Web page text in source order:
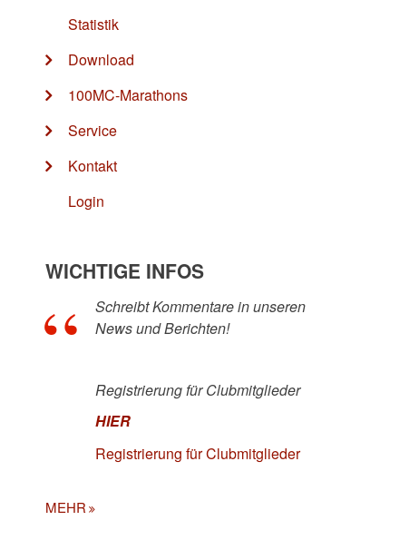
Statistik
Download
100MC-Marathons
Service
Kontakt
Login
WICHTIGE INFOS
Schreibt Kommentare in unseren
News und Berichten!
Registrierung für Clubmitglieder
HIER
Registrierung für Clubmitglieder
MEHR